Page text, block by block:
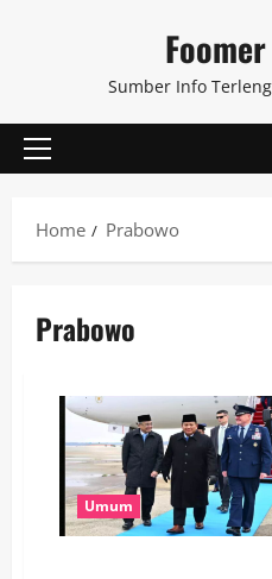
Sumber Info
Primary
Home
Prabowo
Prabowo
Umum